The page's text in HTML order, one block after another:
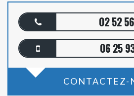
02 52
06 25
CONTACTEZ-